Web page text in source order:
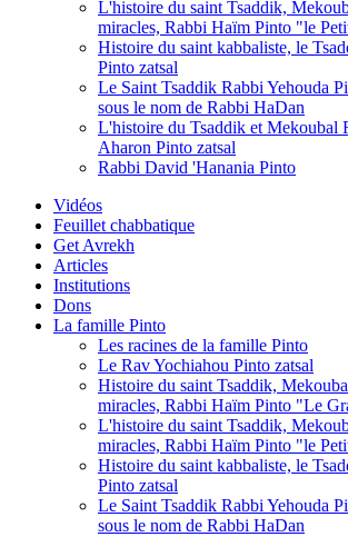
L'histoire du saint Tsaddik,
miracles, Rabbi Haïm Pinto "le
Histoire du saint kabbaliste, le
Pinto zatsal
Le Saint Tsaddik Rabbi Yehouda
sous le nom de Rabbi HaDan
L'histoire du Tsaddik et Mekoubal
Aharon Pinto zatsal
Rabbi David 'Hanania Pinto
Vidéos
Feuillet chabbatique
Get Avrekh
Articles
Institutions
Dons
La famille Pinto
Les racines de la famille Pinto
Le Rav Yochiahou Pinto zatsal
Histoire du saint Tsaddik,
miracles, Rabbi Haïm Pinto "Le
L'histoire du saint Tsaddik,
miracles, Rabbi Haïm Pinto "le
Histoire du saint kabbaliste, le
Pinto zatsal
Le Saint Tsaddik Rabbi Yehouda
sous le nom de Rabbi HaDan